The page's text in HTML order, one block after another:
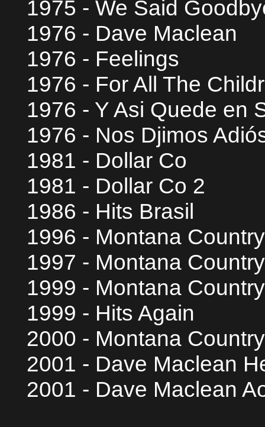
1975 - We Said
1976 - Dave Maclean
1976 - Feelings
1976 - For All The
1976 - Y Asi Quede en
1976 - Nos Djimos
1981 - Dollar Co
1981 - Dollar Co 2
1986 - Hits Brasil
1996 - Montana Country
1997 - Montana
1999 - Montana
1999 - Hits Again
2000 - Montana Country
2001 - Dave Maclean
2001 - Dave Maclean